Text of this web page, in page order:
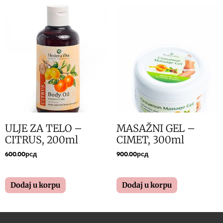
ULJE ZA TELO –
CITRUS, 200ml
600.00рсд
Dodaj u korpu
MASAŽNI GEL –
CIMET, 300ml
900.00рсд
Dodaj u korpu